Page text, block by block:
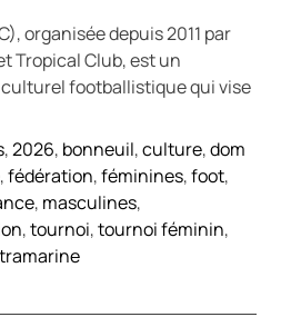
organisée depuis 2011 par
Tropical Club, est un
footballistique qui vise
,2026, bonneuil,culture,dom
,fédération,féminines,foot,
, masculines,
,tournoi,tournoi féminin,